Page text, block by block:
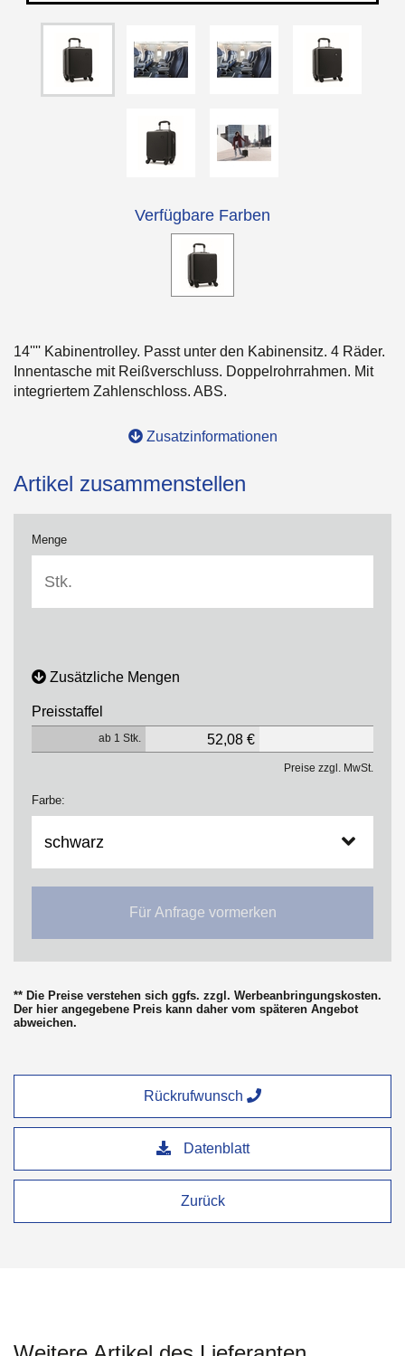
Verfügbare Farben
14'''' Kabinentrolley. Passt unter den Kabinensitz. 4 Räder.
Innentasche mit Reißverschluss. Doppelrohrrahmen. Mit
integriertem Zahlenschloss. ABS.
Zusatzinformationen
Artikel zusammenstellen
Menge
Zusätzliche Mengen
Preisstaffel
ab 1 Stk. 52,08 €
Preise zzgl. MwSt.
Farbe:
Für Anfrage vormerken
** Die Preise verstehen sich ggfs. zzgl. Werbeanbringungskosten.
Der hier angegebene Preis kann daher vom späteren Angebot
abweichen.
Zurück
Datenblatt
Rückrufwunsch